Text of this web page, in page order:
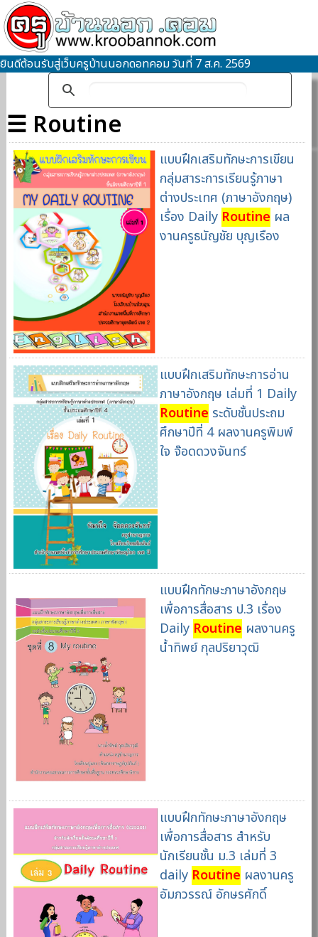
ยินดีต้อนรับสู่เว็บครูบ้านนอกดอทคอม วันที่ 7 ส.ค. 2569
☰ Routine
แบบฝึกเสริมทักษะการเขียน
กลุ่มสาระการเรียนรู้ภาษา
ต่างประเทศ (ภาษาอังกฤษ)
เรื่อง Daily Routine ผล
งานครูธนัญชัย บุญเรือง
แบบฝึกเสริมทักษะการอ่าน
ภาษาอังกฤษ เล่มที่ 1 Daily
Routine ระดับชั้นประถม
ศึกษาปีที่ 4 ผลงานครูพิมพ์
ใจ จ๊อดดวงจันทร์
แบบฝึกทักษะภาษาอังกฤษ
เพื่อการสื่อสาร ป.3 เรื่อง
Daily Routine ผลงานครู
น้ำทิพย์ กุลปริยาวุฒิ
แบบฝึกทักษะภาษาอังกฤษ
เพื่อการสื่อสาร สำหรับ
นักเรียนชั้น ม.3 เล่มที่ 3
daily Routine ผลงานครู
อัมภวรรณ์ อักษรศักดิ์